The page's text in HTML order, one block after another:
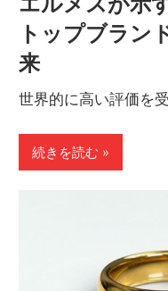
トップブラン
来
世界的に高い評価を
続きを読む